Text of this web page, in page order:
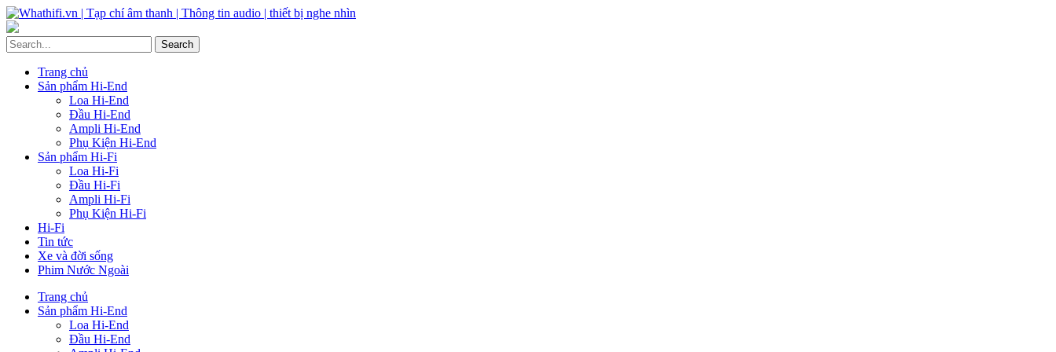
Trang chủ
Sản phẩm Hi-End
Loa Hi-End
Đầu Hi-End
Ampli Hi-End
Phụ Kiện Hi-End
Sản phẩm Hi-Fi
Loa Hi-Fi
Đầu Hi-Fi
Ampli Hi-Fi
Phụ Kiện Hi-Fi
Hi-Fi
Tin tức
Xe và đời sống
Phim Nước Ngoài
Trang chủ
Sản phẩm Hi-End
Loa Hi-End
Đầu Hi-End